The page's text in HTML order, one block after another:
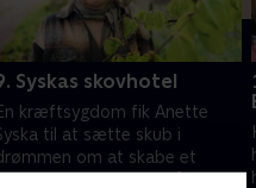
Syskas skovhotel
kræftsygdom fik Anette
til at sætte skub i
om at skabe et